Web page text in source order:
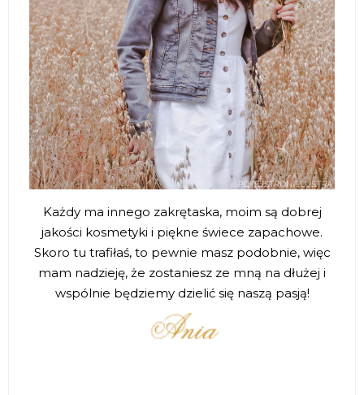
Każdy ma innego zakrętaska, moim są dobrej
jakości kosmetyki i piękne świece zapachowe.
Skoro tu trafiłaś, to pewnie masz podobnie, więc
mam nadzieję, że zostaniesz ze mną na dłużej i
wspólnie będziemy dzielić się naszą pasją!